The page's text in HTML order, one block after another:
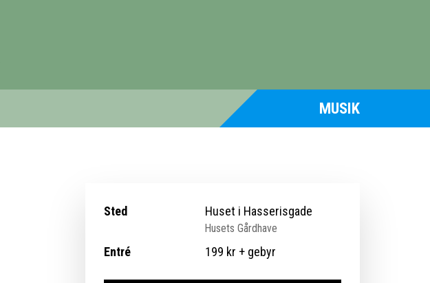
MUSIK
Sted Huset i Hasserisgade
Husets Gårdhave
Entré 199 kr + gebyr